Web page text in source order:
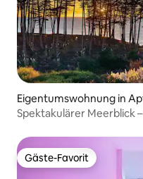
Eigentumswohnung in
Spektakulärer Meerblick
Gäste-Favorit
Gäste-Favorit